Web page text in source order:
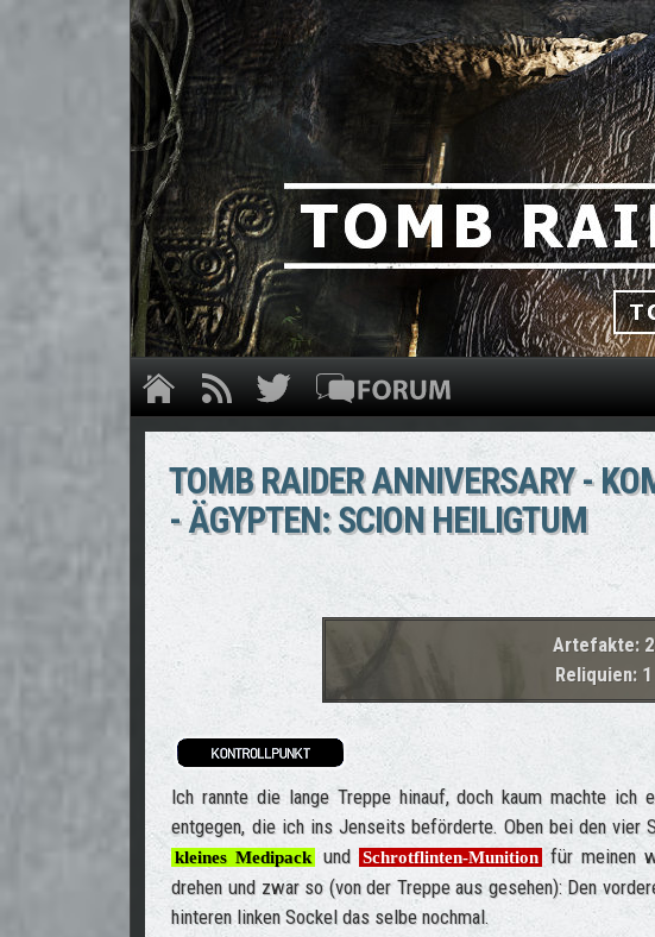
TOMB RAIDER ANNIVERSARY -
- ÄGYPTEN: SCION HEILIGTUM
Artefakte: 2
Reliquien: 1
Ich rannte die lange Treppe hinauf, doch kaum machte ich
entgegen, die ich ins Jenseits beförderte. Oben bei den vier
kleines Medipack und Schrotflinten-Munition
für meinen
drehen und zwar so (von der Treppe aus gesehen): Den
hinteren linken Sockel das selbe nochmal.